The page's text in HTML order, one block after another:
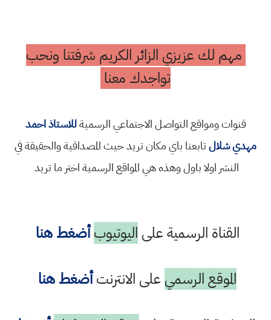
مهم لك عزيزي الزائر الكريم شرفتنا ونحب
تواجدك معنا
قنوات ومواقع التواصل الاجتماعي الرسميةللاستاذ احمد
مهدي شلالتابعنا باي مكان تريد حيث المصداقية والحقيقة في
النشر اولا باول وهذه هي المواقع الرسمية اختر ما تريد
القناة الرسمية على اليوتيوب أضغط هنا
الموقع الرسمي على الانترنتأضغط هنا